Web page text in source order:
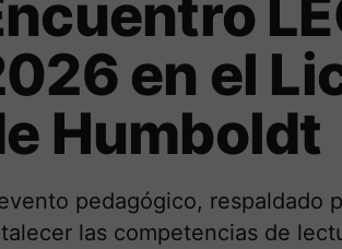
en el
Humboldt
pedagógico, respaldado
las competencias de